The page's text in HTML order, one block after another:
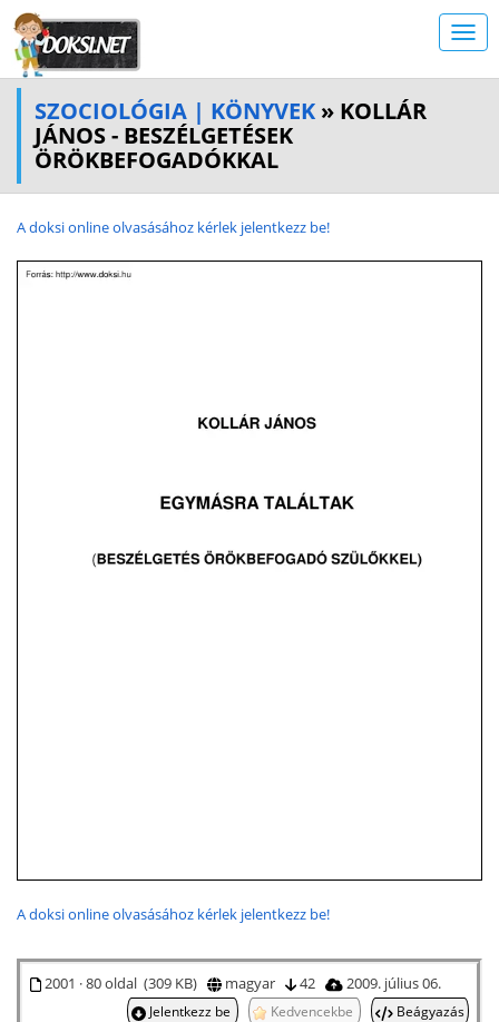
SZOCIOLÓGIA | KÖNYVEK » KOLLÁR
JÁNOS - BESZÉLGETÉSEK
ÖRÖKBEFOGADÓKKAL
A doksi online olvasásához kérlek jelentkezz be!
A doksi online olvasásához kérlek jelentkezz be!
2001 · 80 oldal (309 KB) magyar 42 2009. július 06.
Jelentkezz be Kedvencekbe Beágyazás